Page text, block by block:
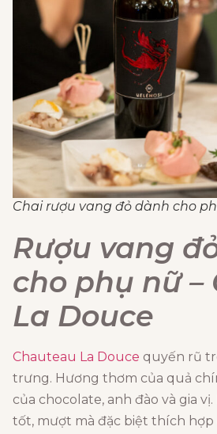
Chai rượu vang đỏ dành cho
Rượu vang
cho phụ nữ –
La Douce
Chauteau La Douce quyến rũ
trưng. Hương thơm của quả
của chocolate, anh đào và gia
tốt, mượt mà đặc biệt thích